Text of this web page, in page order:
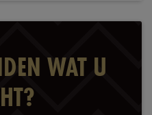
WAT U